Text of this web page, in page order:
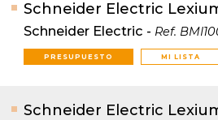
Schneider Electric
Schneider Electric - Ref.
PRESUPUESTO MI LISTA
Schneider Electric